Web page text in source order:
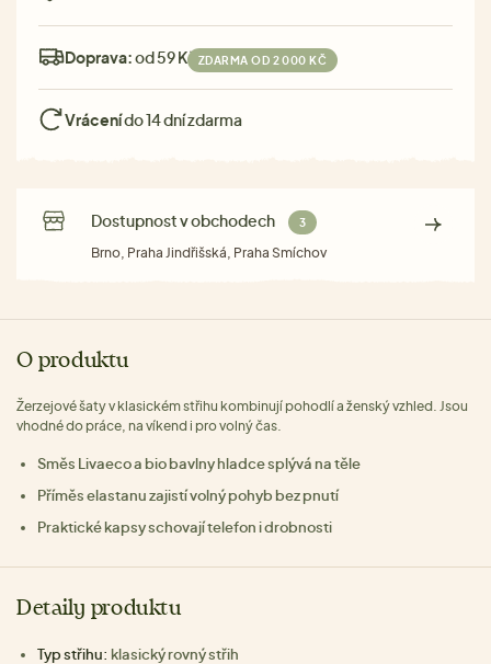
Doprava:od 59 Kč ZDARMA OD 2 000 KČ
Vrácenído 14 dní zdarma
Dostupnost v obchodech 3
Brno, Praha Jindřišská, Praha Smíchov
O produktu
Žerzejové šaty v klasickém střihu kombinují pohodlí a ženský vzhled. Jsou
vhodné do práce, na víkend i pro volný čas.
Směs Livaeco a bio bavlny hladce splývá na těle
Příměs elastanu zajistí volný pohyb bez pnutí
Praktické kapsy schovají telefon i drobnosti
Detaily produktu
Typ střihu: klasický rovný střih